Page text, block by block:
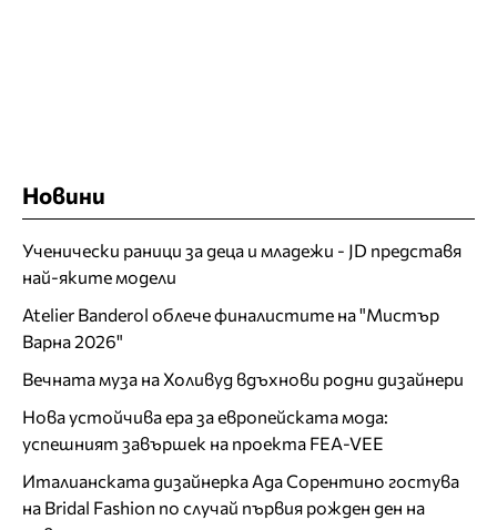
Новини
Ученически раници за деца и младежи - JD представя
най-яките модели
Atelier Banderol облече финалистите на "Мистър
Варна 2026"
Вечната муза на Холивуд вдъхнови родни дизайнери
Нова устойчива ера за европейската мода:
успешният завършек на проекта FEA-VEE
Италианската дизайнерка Ада Сорентино гостува
на Bridal Fashion по случай първия рожден ден на